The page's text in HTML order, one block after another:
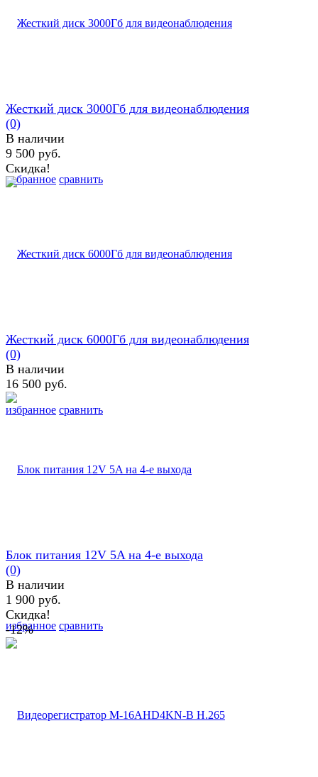
избранное сравнить
Жесткий диск 3000Гб для видеонаблюдения
(0)
В наличии
9 500 руб.
Скидка!
избранное сравнить
Жесткий диск 6000Гб для видеонаблюдения
(0)
В наличии
16 500 руб.
избранное сравнить
Блок питания 12V 5A на 4-е выхода
(0)
В наличии
1 900 руб.
Скидка!
-12%